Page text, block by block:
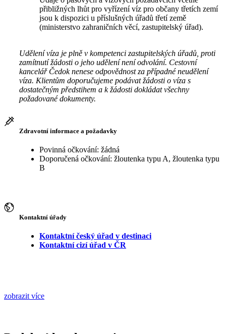
přibližných lhůt pro vyřízení víz pro občany třetích zemí
jsou k dispozici u příslušných úřadů třetí země
(ministerstvo zahraničních věcí, zastupitelský úřad).
Udělení víza je plně v kompetenci zastupitelských úřadů, proti
zamítnutí žádosti o jeho udělení není odvolání. Cestovní
kancelář Čedok nenese odpovědnost za případné neudělení
víza. Klientům doporučujeme podávat žádosti o víza s
dostatečným předstihem a k žádosti dokládat všechny
požadované dokumenty.
Zdravotní informace a požadavky
Povinná očkování: žádná
Doporučená očkování: žloutenka typu A, žloutenka typu
B
Kontaktní úřady
Kontaktní český úřad v destinaci
Kontaktní cizí úřad v ČR
zobrazit více